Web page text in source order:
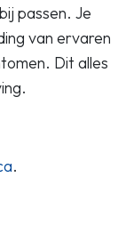
passen. Je
van ervaren
Dit alles
.